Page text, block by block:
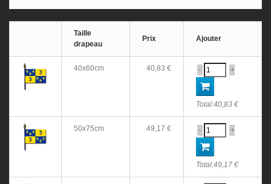
Taille
drapeau
Prix Ajouter
40x60cm 40,83 € - +
Total:40,83 €
50x75cm 49,17 € - +
Total:49,17 €